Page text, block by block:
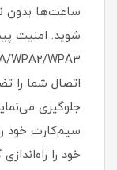
ساعت‌ها بدون
شوید. امنیت
اتصال شما را
جلوگیری
خود را